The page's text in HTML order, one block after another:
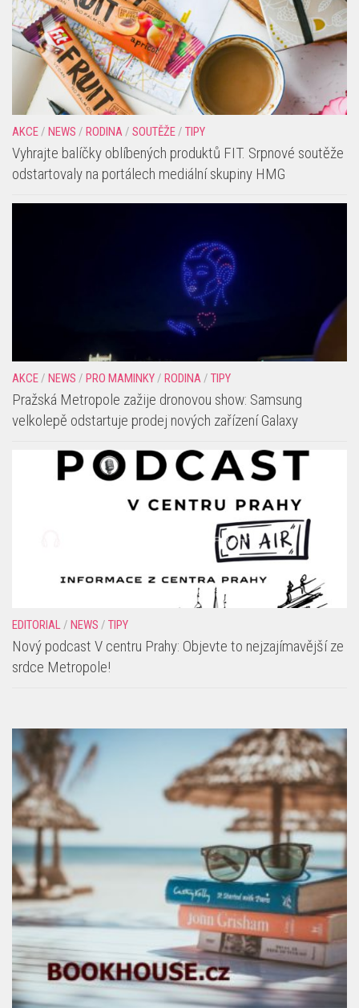
AKCE/ NEWS / RODINA/ SOUTĚŽE/ TIPY
Vyhrajte balíčky oblíbených produktů FIT. Srpnové soutěže
odstartovaly na portálech mediální skupiny HMG
AKCE/ NEWS / PRO MAMINKY/ RODINA/ TIPY
Pražská Metropole zažije dronovou show: Samsung
velkolepě odstartuje prodej nových zařízení Galaxy
EDITORIAL/ NEWS / TIPY
Nový podcast V centru Prahy: Objevte to nejzajímavější ze
srdce Metropole!